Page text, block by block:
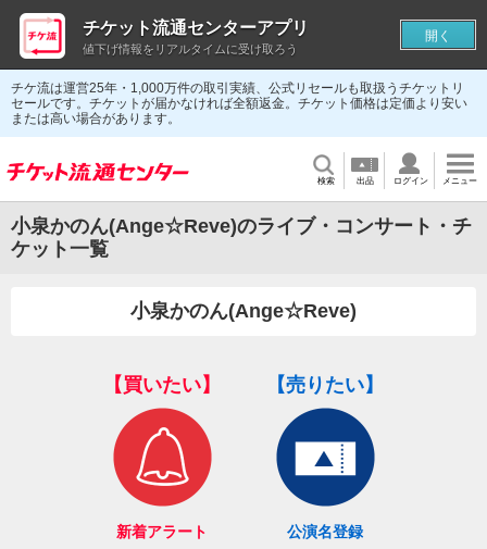
チケ流は運営25年・1,000万件の取引実績、公式リセールも取扱うチケットリ
セールです。チケットが届かなければ全額返金。チケット価格は定価より安い
または高い場合があります。
検索 出品 ログイン メニュー
小泉かのん(Ange☆Reve)のライブ・コンサート・チ
ケット一覧
小泉かのん(Ange☆Reve)
【買いたい】
新着アラート
【売りたい】
公演名登録
チケット流通センターアプリ
値下げ情報をリアルタイムに受け取ろう
開く